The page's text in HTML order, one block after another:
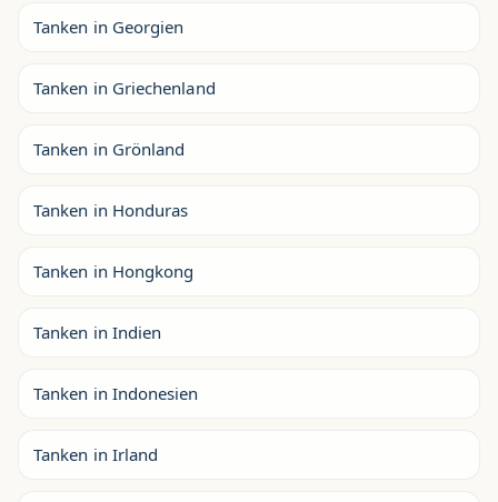
Tanken in Georgien
Tanken in Griechenland
Tanken in Grönland
Tanken in Honduras
Tanken in Hongkong
Tanken in Indien
Tanken in Indonesien
Tanken in Irland